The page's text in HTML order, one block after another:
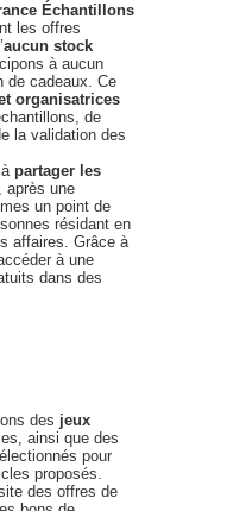
Échantillons
les offres
aucun stock
à aucun
de cadeaux. Ce
organisatrices
de
la validation des
partager les
, après une
un point de
résidant en
affaires. Grâce à
à une
dans des
des jeux
ainsi que des
pour
proposés.
des offres de